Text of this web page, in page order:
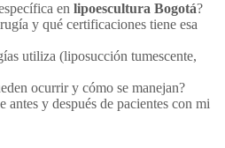
en lipoescultura Bogotá?
y qué certificaciones tiene esa
utiliza (liposucción tumescente,
ocurrir y cómo se manejan?
antes y después de pacientes con mi